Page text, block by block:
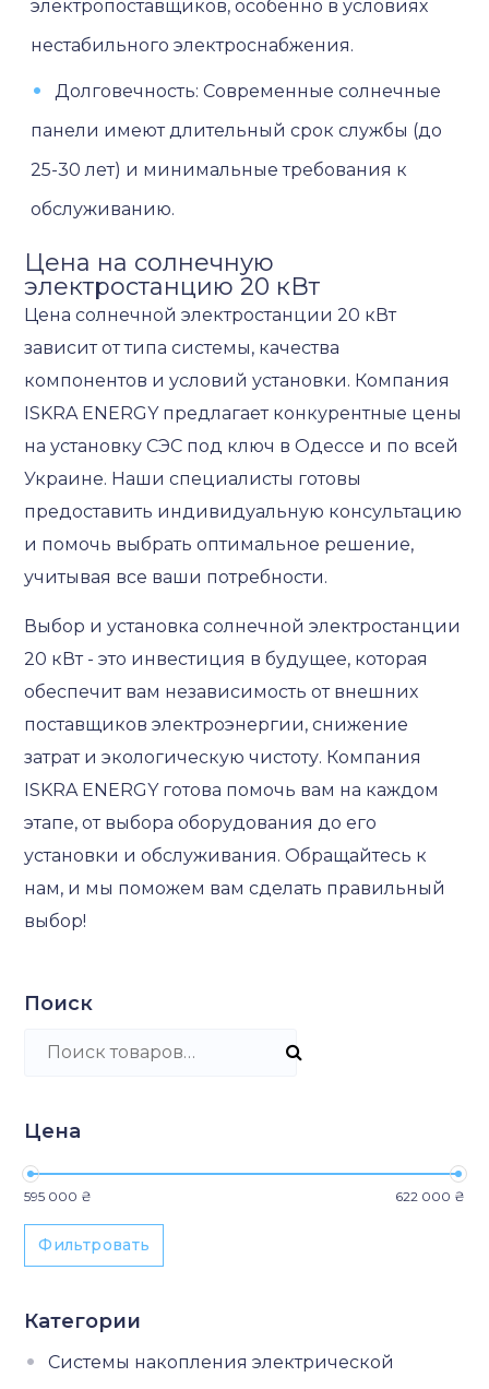
электропоставщиков, особенно в условиях
нестабильного электроснабжения.
Долговечность: Современные солнечные
панели имеют длительный срок службы (до
25-30 лет) и минимальные требования к
обслуживанию.
Цена на солнечную
электростанцию 20 кВт
Цена солнечной электростанции 20 кВт
зависит от типа системы, качества
компонентов и условий установки. Компания
ISKRA ENERGY предлагает конкурентные цены
на установку СЭС под ключ в Одессе и по всей
Украине. Наши специалисты готовы
предоставить индивидуальную консультацию
и помочь выбрать оптимальное решение,
учитывая все ваши потребности.
Выбор и установка солнечной электростанции
20 кВт - это инвестиция в будущее, которая
обеспечит вам независимость от внешних
поставщиков электроэнергии, снижение
затрат и экологическую чистоту. Компания
ISKRA ENERGY готова помочь вам на каждом
этапе, от выбора оборудования до его
установки и обслуживания. Обращайтесь к
нам, и мы поможем вам сделать правильный
выбор!
Поиск
Искать:
Цена
Минимальная цена
Максимальная цена
Фильтровать
595 000 ₴ 622 000 ₴
Категории
Системы накопления электрической